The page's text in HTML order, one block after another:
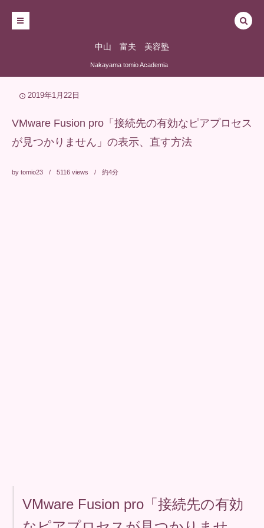
中山 富夫 美容塾
Nakayama tomio Academia
2019年1月22日
VMware Fusion pro「接続先の有効なピアプロセス
が見つかりません」の表示、直す方法
by tomio23 5116 views 約4分
VMware Fusion pro「接続先の有効